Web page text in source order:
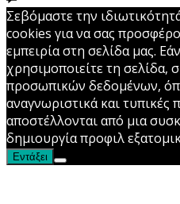
Σεβόμαστε την
cookies για να σας
εμπειρία στη σελίδα μας.
χρησιμοποιείτε τη σελίδα,
προσωπικών δεδομένων,
αναγνωριστικά και
αποστέλλονται από μια
δημιουργία προφιλ
Εντάξει